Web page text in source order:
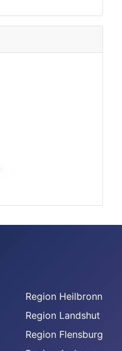
Region Heilbronn
Region Landshut
Region Flensburg